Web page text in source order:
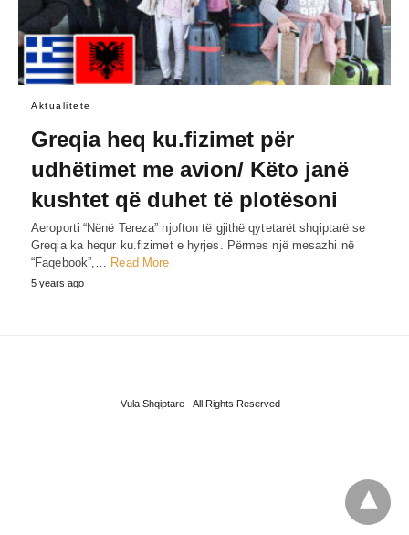
Aktualitete
Greqia heq ku.fizimet për
udhëtimet me avion/ Këto janë
kushtet që duhet të plotësoni
Aeroporti “Nënë Tereza” njofton të gjithë qytetarët shqiptarë se
Greqia ka hequr ku.fizimet e hyrjes. Përmes një mesazhi në
“Faqebook”,… Read More
5 years ago
Vula Shqiptare - All Rights Reserved